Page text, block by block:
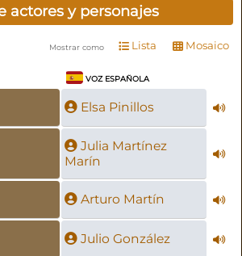
actores y personajes
Mostrar como Lista Mosaico
VOZ ESPAÑOLA
Elsa Pinillos
Julia Martínez
Marín
Arturo Martín
Julio González